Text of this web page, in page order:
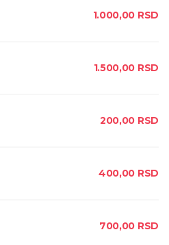
1.000,00 RSD
1.500,00 RSD
200,00 RSD
400,00 RSD
700,00 RSD